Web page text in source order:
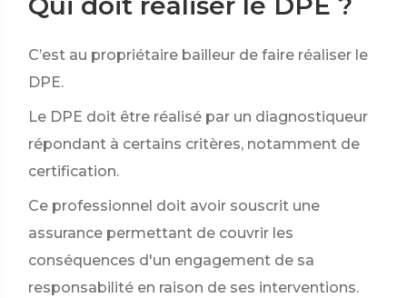
C’est au propriétaire bailleur de faire réaliser le
DPE.
Le DPE doit être réalisé par un diagnostiqueur
répondant à certains critères, notamment de
certification.
Ce professionnel doit avoir souscrit une
assurance permettant de couvrir les
conséquences d'un engagement de sa
responsabilité en raison de ses interventions.